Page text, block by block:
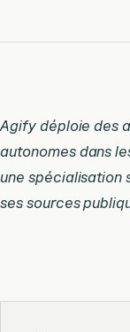
Agify déploie des
autonomes dans
une spécialisation
ses sources